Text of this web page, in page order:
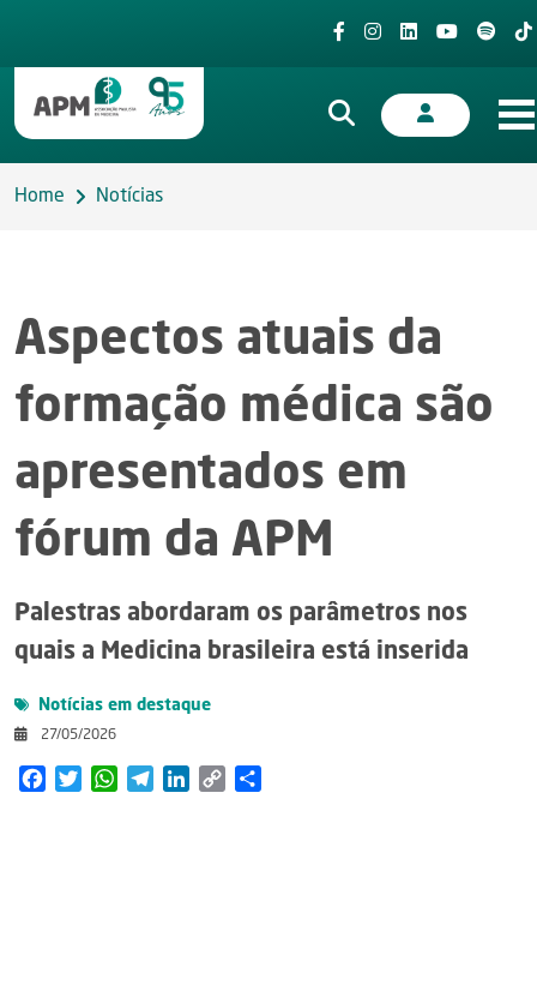
Home Notícias
Aspectos atuais da
formação médica são
apresentados em
fórum da APM
Palestras abordaram os parâmetros nos
quais a Medicina brasileira está inserida
Notícias em destaque
27/05/2026
FacebookTwitterWhatsAppTelegramLinkedIn
Copy